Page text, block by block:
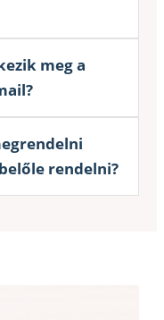
meg a
rendelni?